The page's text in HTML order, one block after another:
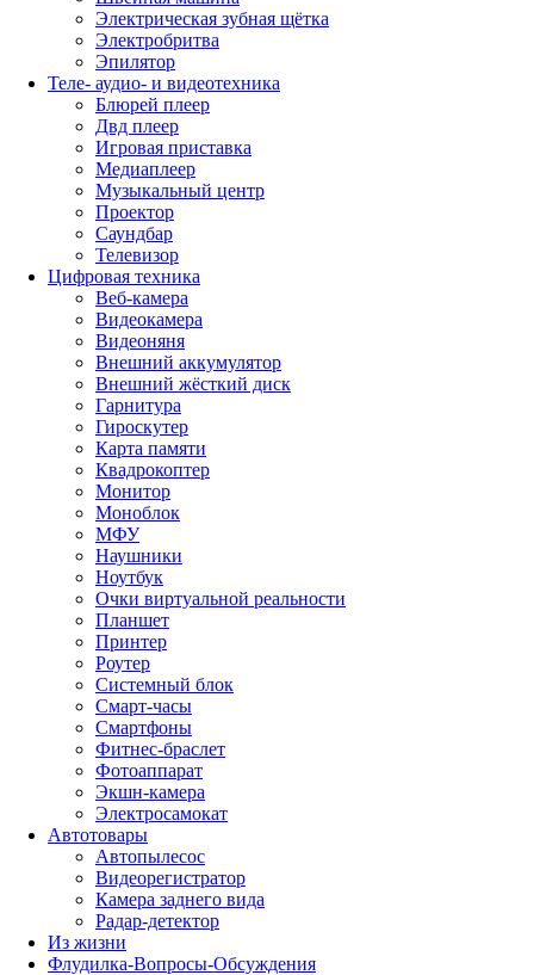
Электрическая зубная щётка
Электробритва
Эпилятор
Теле- аудио- и видеотехника
Блюрей плеер
Двд плеер
Игровая приставка
Медиаплеер
Музыкальный центр
Проектор
Саундбар
Телевизор
Цифровая техника
Веб-камера
Видеокамера
Видеоняня
Внешний аккумулятор
Внешний жёсткий диск
Гарнитура
Гироскутер
Карта памяти
Квадрокоптер
Монитор
Моноблок
МФУ
Наушники
Ноутбук
Очки виртуальной реальности
Планшет
Принтер
Роутер
Системный блок
Смарт-часы
Смартфоны
Фитнес-браслет
Фотоаппарат
Экшн-камера
Электросамокат
Автотовары
Автопылесос
Видеорегистратор
Камера заднего вида
Радар-детектор
Из жизни
Флудилка-Вопросы-Обсуждения